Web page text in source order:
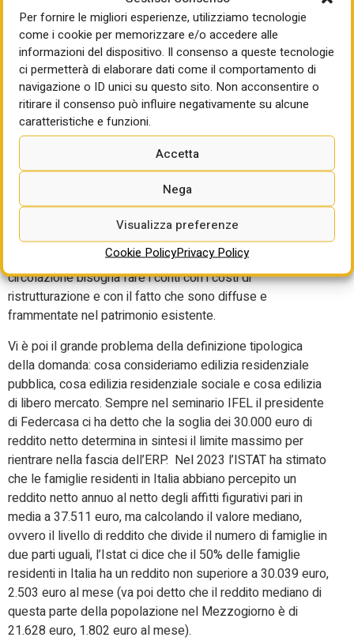
Per fornire le migliori esperienze, utilizziamo tecnologie
come i cookie per memorizzare e/o accedere alle
informazioni del dispositivo. Il consenso a queste tecnologie
ci permetterà di elaborare dati come il comportamento di
navigazione o ID unici su questo sito. Non acconsentire o
ritirare il consenso può influire negativamente su alcune
caratteristiche e funzioni.
Accetta
Nega
Visualizza preferenze
Cookie PolicyPrivacy Policy
vale a dire che si tratta di un patrimonio con la necessità di
interventi di manutenzione di qualche peso per essere
riutilizzato. In sostanza ci dice che non è un patrimonio
pronto per essere immesso tout court sul mercato
bisogna riqualificarlo e in modo minuto.
Anche il Cresme ha affrontato il problema nell’ambito di un
lavoro svolto per il comune di Piacenza: sulle 10.000
abitazioni stimate non occupate dall’Istat, sono risultate
realmente ‘vuote’ – in quanto totalmente non utilizzatrici di
elettricità e di acqua – circa 1.000 abitazioni, anche qui
diffuse sul territorio e in condizioni di “vetustà”. In
sostanza il patrimonio non occupato c’è, ma è molto meno
di quello che si pensa e oltre alle difficoltà di rimetterlo in
circolazione bisogna fare i conti con i costi di
ristrutturazione e con il fatto che sono diffuse e
frammentate nel patrimonio esistente.
Vi è poi il grande problema della definizione tipologica
della domanda: cosa consideriamo edilizia residenziale
pubblica, cosa edilizia residenziale sociale e cosa edilizia
di libero mercato. Sempre nel seminario IFEL il presidente
di Federcasa ci ha detto che la soglia dei 30.000 euro di
reddito netto determina in sintesi il limite massimo per
rientrare nella fascia dell’ERP. Nel 2023 l’ISTAT ha stimato
che le famiglie residenti in Italia abbiano percepito un
reddito netto annuo al netto degli affitti figurativi pari in
media a 37.511 euro, ma calcolando il valore mediano,
ovvero il livello di reddito che divide il numero di famiglie in
due parti uguali, l’Istat ci dice che il 50% delle famiglie
residenti in Italia ha un reddito non superiore a 30.039 euro,
2.503 euro al mese (va poi detto che il reddito mediano di
questa parte della popolazione nel Mezzogiorno è di
21.628 euro, 1.802 euro al mese).